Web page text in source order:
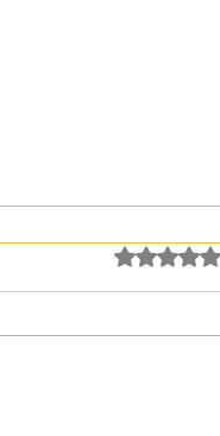
нас: Сфінкс
з добровольцем з
Оцінка: 0 з